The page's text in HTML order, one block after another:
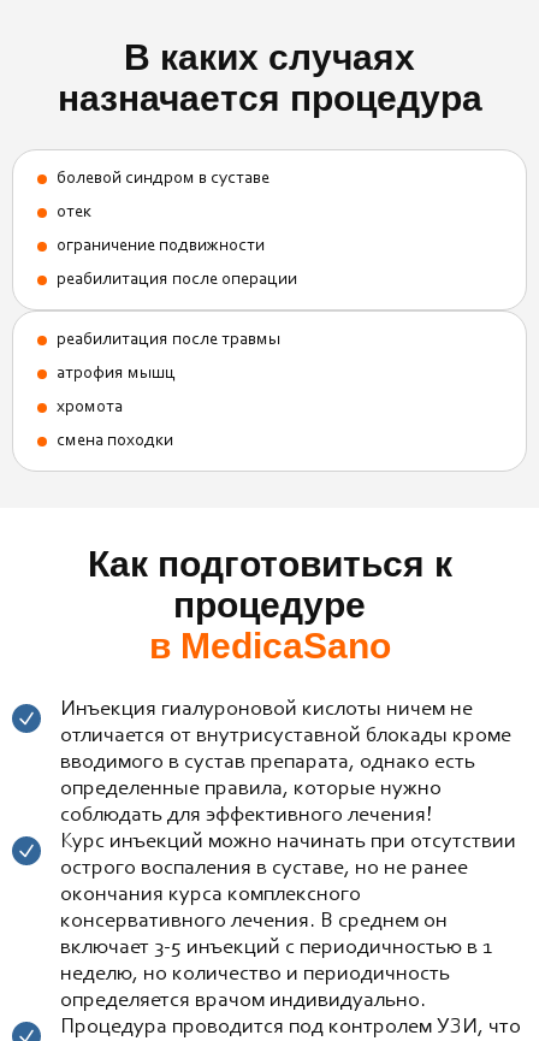
В каких случаях
назначается процедура
болевой синдром в суставе
отек
ограничение подвижности
реабилитация после операции
реабилитация после травмы
атрофия мышц
хромота
смена походки
Как подготовиться к
процедуре
в MedicaSano
Инъекция гиалуроновой кислоты ничем не
отличается от внутрисуставной блокады кроме
вводимого в сустав препарата, однако есть
определенные правила, которые нужно
соблюдать для эффективного лечения!
Курс инъекций можно начинать при отсутствии
острого воспаления в суставе, но не ранее
окончания курса комплексного
консервативного лечения. В среднем он
включает 3-5 инъекций с периодичностью в 1
неделю, но количество и периодичность
определяется врачом индивидуально.
Процедура проводится под контролем УЗИ, что